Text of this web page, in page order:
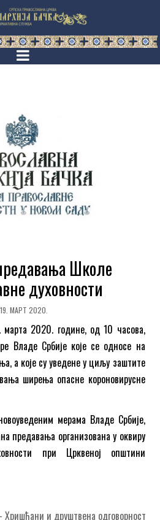
Школе
духовности
МАРТ 2020.
марта 2020. године, од 10 часова,
Владе Србије које се односе на
а које су уведене у циљу заштите
ширења опасне короновирусне
мерама Владе Србије,
предавања организована у оквиру
при Црквеној општини
и друштвена одговорност